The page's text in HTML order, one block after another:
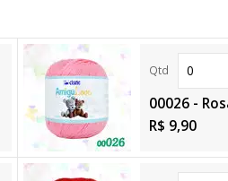
00026 -
R$ 9,90